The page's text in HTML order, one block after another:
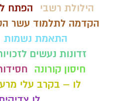
הילולת רשבי
הפתח
הקדמה לתלמוד עשר
התאמת נשמות
זדונות נעשים
חיסון קורונה
לו – בקרב עלי